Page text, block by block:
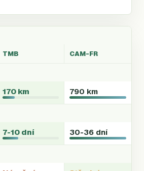
TMB CAM-FR
170 km 790 km
7-10 dní 30-36 dní